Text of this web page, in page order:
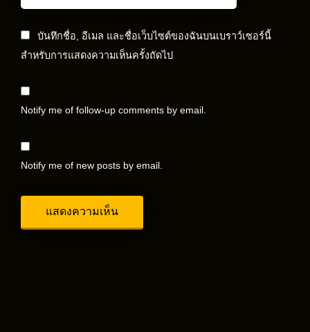
บันทึกชื่อ, อีเมล และชื่อเว็บไซต์ของฉันบนเบราว์เซอร์นี้
สำหรับการแสดงความเห็นครั้งถัดไป
Notify me of follow-up comments by email.
Notify me of new posts by email.